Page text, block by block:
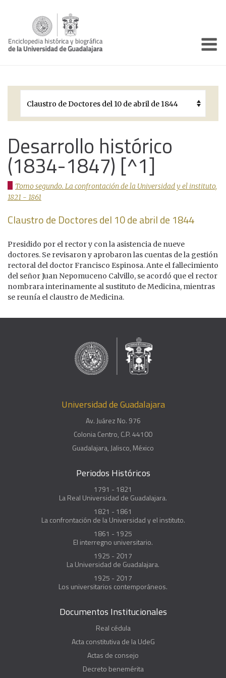
Períodos Históricos
Galería
Documentos institucionales
Desarrollo histórico
(1834-1847) [^1]
Tomo segundo. La confrontación de la Universidad y el instituto,
1821 - 1861
Claustro de Doctores del 10 de abril de 1844
Presidido por el rector y con la asistencia de nueve
doctores. Se revisaron y aprobaron las cuentas de la gestión
rectoral del doctor Francisco Espinosa. Ante el fallecimiento
del señor Juan Nepomuceno Calvillo, se acordó que el rector
nombrara interinamente al sustituto de Medicina, mientras
se reunía el claustro de Medicina.
Universidad de Guadalajara
Av. Juárez No. 976
Colonia Centro, C.P. 44100
Guadalajara, Jalisco, México
Periodos Históricos
1791 - 1821
La Real Universidad de Guadalajara.
1821 - 1861
La confrontación de la Universidad y el instituto.
1861 - 1925
El interregno universitario.
1925 - 2017
La Universidad de Guadalajara.
1925 - 2017
Los universitarios contemporáneos.
Documentos Institucionales
Real cédula
Acta constitutiva de la UdeG
Actas de consejo
Decreto benemérita